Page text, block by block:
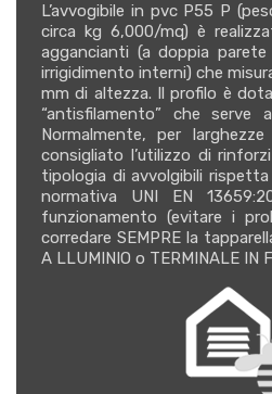
L’avvogibile in pvc P55 P
circa kg 6,000/mq) è
aggancianti (a doppia
irrigidimento interni) che
mm di altezza. Il profilo è
“antisfilamento” che serve
Normalmente, per
consigliato l’utilizzo di
tipologia di avvolgibili
normativa UNI EN
funzionamento (evitare i
corredare SEMPRE la
A LLUMINIO o TERMINALE IN